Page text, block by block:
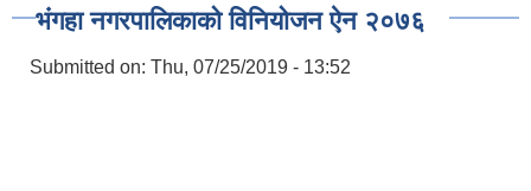
भंगहा नगरपालिकाको विनियोजन ऐन २०७६
Submitted on: Thu, 07/25/2019 - 13:52